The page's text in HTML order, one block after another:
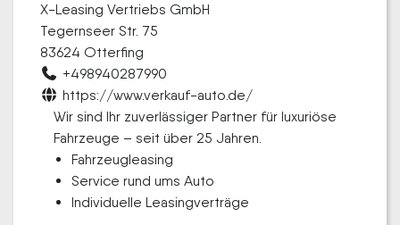
X-Leasing Vertriebs GmbH
Tegernseer Str. 75
83624 Otterfing
+498940287990
https://www.verkauf-auto.de/
Wir sind Ihr zuverlässiger Partner für luxuriöse
Fahrzeuge – seit über 25 Jahren.
Fahrzeugleasing
Service rund ums Auto
Individuelle Leasingverträge